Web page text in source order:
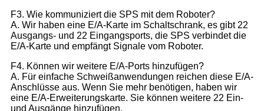
F3. Wie kommuniziert die SPS mit dem Roboter?
A. Wir haben eine E/A-Karte im Schaltschrank, es gibt 22
Ausgangs- und 22 Eingangsports, die SPS verbindet die
E/A-Karte und empfängt Signale vom Roboter.
F4. Können wir weitere E/A-Ports hinzufügen?
A. Für einfache Schweißanwendungen reichen diese E/A-
Anschlüsse aus. Wenn Sie mehr benötigen, haben wir
eine E/A-Erweiterungskarte. Sie können weitere 22 Ein-
und Ausgänge hinzufügen.